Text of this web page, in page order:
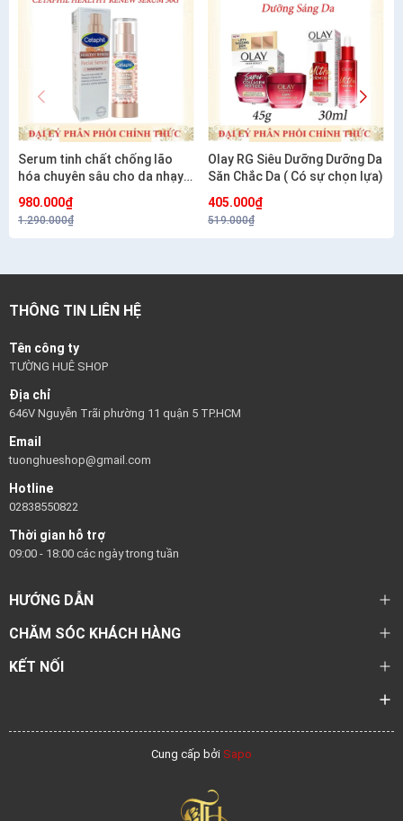
Serum tinh chất chống lão
hóa chuyên sâu cho da nhạy
RENEW SERUM 30G
980.000₫
1.290.000₫
Olay RG Siêu Dưỡng Dưỡng Da
Săn Chắc Da ( Có sự chọn lựa)
405.000₫
519.000₫
THÔNG TIN LIÊN HỆ
Tên công ty
TƯỜNG HUÊ SHOP
Địa chỉ
646V Nguyễn Trãi phường 11 quận 5 TP.HCM
Email
tuonghueshop@gmail.com
Hotline
02838550822
Thời gian hỗ trợ
09:00 - 18:00 các ngày trong tuần
HƯỚNG DẪN
CHĂM SÓC KHÁCH HÀNG
KẾT NỐI
Cung cấp bởi Sapo